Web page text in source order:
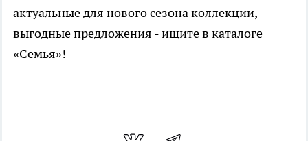
актуальные для нового сезона коллекции,
выгодные предложения - ищите в каталоге
«Семья»!